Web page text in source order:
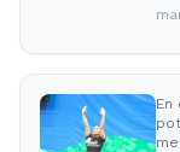
En